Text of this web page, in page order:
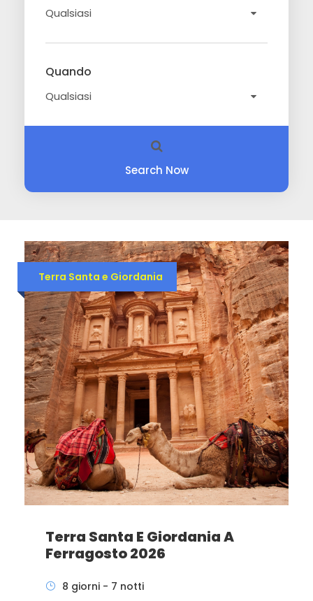
Quando
Search Now
Terra Santa e Giordania
Terra Santa E Giordania A
Ferragosto 2026
8 giorni - 7 notti